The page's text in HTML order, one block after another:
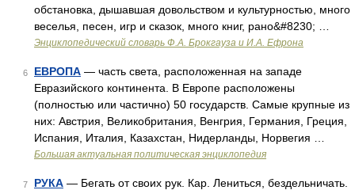
обстановка, дышавшая довольством и культурностью, много
веселья, песен, игр и сказок, много книг, рано&#8230; …
Энциклопедический словарь Ф.А. Брокгауза и И.А. Ефрона
6 ЕВРОПА — часть света, расположенная на западе
Евразийского континента. В Европе расположены
(полностью или частично) 50 государств. Самые крупные из
них: Австрия, Великобритания, Венгрия, Германия, Греция,
Испания, Италия, Казахстан, Нидерланды, Норвегия …
Большая актуальная политическая энциклопедия
7 РУКА — Бегать от своих рук. Кар. Лениться, бездельничать.